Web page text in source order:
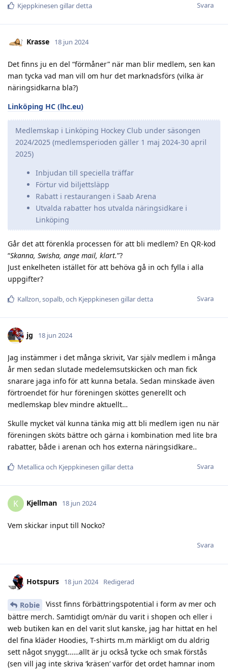
Svara
Kjeppkinesen gillar detta
Krasse 18 jun 2024
Det finns ju en del “förmåner” när man blir medlem, sen kan
man tycka vad man vill om hur det marknadsförs (vilka är
näringsidkarna bla?)
Linköping HC (lhc.eu)
Medlemskap i Linköping Hockey Club under säsongen
2024/2025 (medlemsperioden gäller 1 maj 2024-30 april
2025)
Inbjudan till speciella träffar
Förtur vid biljettsläpp
Rabatt i restaurangen i Saab Arena
Utvalda rabatter hos utvalda näringsidkare i
Linköping
Går det att förenkla processen för att bli medlem? En QR-kod
“Skanna, Swisha, ange mail, klart.”?
Just enkelheten istället för att behöva gå in och fylla i alla
uppgifter?
Svara
Kallzon,sopalb, och Kjeppkinesen gillar detta
jg 18 jun 2024
Jag instämmer i det många skrivit, Var själv medlem i många
år men sedan slutade medelemsutskicken och man fick
snarare jaga info för att kunna betala. Sedan minskade även
förtroendet för hur föreningen sköttes generellt och
medlemskap blev mindre aktuellt…
Skulle mycket väl kunna tänka mig att bli medlem igen nu när
föreningen sköts bättre och gärna i kombination med lite bra
rabatter, både i arenan och hos externa näringsidkare..
Svara
Metallicaoch Kjeppkinesen gillar detta
K Kjellman 18 jun 2024
Vem skickar input till Nocko?
Svara
Hotspurs 18 jun 2024 Redigerad
Robie
Visst finns förbättringspotential i form av mer och
bättre merch. Samtidigt om/när du varit i shopen och eller i
web butiken kan en del varit slut kanske, jag har hittat en hel
del fina kläder Hoodies, T-shirts m.m märkligt om du aldrig
sett något snyggt……allt är ju också tycke och smak förstås
(sen vill jag inte skriva ‘kräsen’ varför det ordet hamnar inom